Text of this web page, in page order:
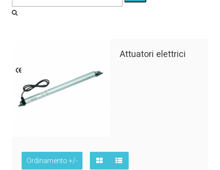
Attuatori elettrici
Ordinamento +/-